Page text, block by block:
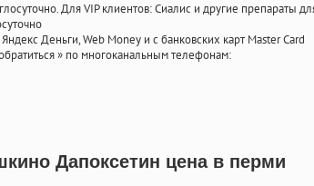
Для VIP клиентов: Сиалис и другие препараты
Деньги, Web Money и с банковских карт Master Card
» по многоканальным телефонам:
Дапоксетин цена в перми